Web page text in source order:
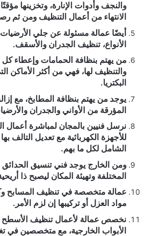
والنجف وأدوات الإنارة، وتخزينها
الانتهاء من أعمال التنظيف ومن ثم
أيضًا عمالة مسئولة عن جلي الأرضيات
الأنواع، تنظيف الجدران والأسقف.
من يهتم بنظافة الحمامات وإعطاء كل
والتنظيف لها، فهي من أكثر الأماكن
البكتريا.
يوجد من يهتم بنظافة المطابخ، مع
المؤرقة من الأواني والجدران
نرسل فنيين بالمجان لمباشرة أعمال
للأجهزة الكهربائية مع تعديل التالف
الشامل لكل ما بهم.
ومن الخارج يوجد فني تنسيق الحدائق
المختلفة وتهيئة المكان ليصبح ذا
عمالة متخصصة في تنظيف المسابح
مواد العزل أو تركيبها إن لزم الأمر.
نخصص عمالة لأعمال تنظيف الأسطح
الأبواب الخارجية، مع متخصصين في